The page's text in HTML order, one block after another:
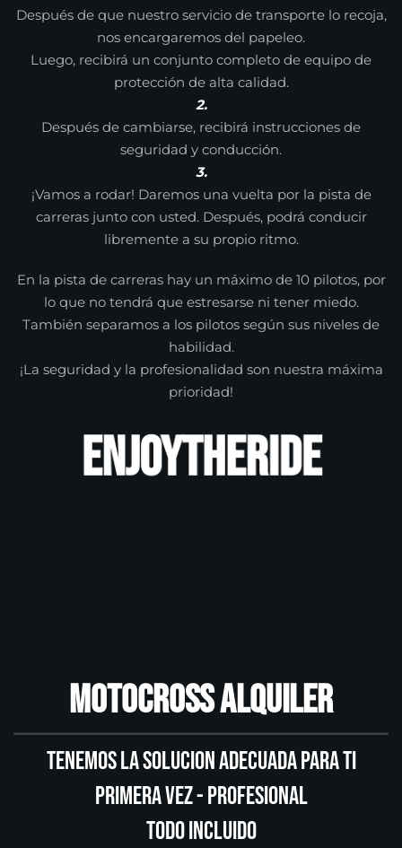
Después de que nuestro servicio de transporte lo recoja,
nos encargaremos del papeleo.
Luego, recibirá un conjunto completo de equipo de
protección de alta calidad.
2.
Después de cambiarse, recibirá instrucciones de
seguridad y conducción.
3.
¡Vamos a rodar! Daremos una vuelta por la pista de
carreras junto con usted. Después, podrá conducir
libremente a su propio ritmo.
En la pista de carreras hay un máximo de 10 pilotos, por
lo que no tendrá que estresarse ni tener miedo.
También separamos a los pilotos según sus niveles de
habilidad.
¡La seguridad y la profesionalidad son nuestra máxima
prioridad!
ENJOYTHERIDE
Motocross Alquiler
Tenemos la solucion adecuada para ti
primera vez - profesional
todo incluido